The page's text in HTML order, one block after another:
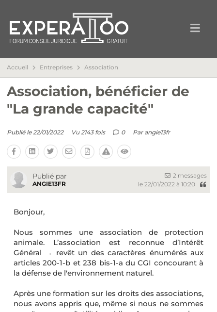
Accueil Entreprises Association
Association, bénéficier de
"La grande capacité"
Publié le 22/01/2022 Vu 2143 fois 0 Par angie13fr
Publié par
ANGIE13FR
2 messages
le 22/01/2022 à 10:20
Bonjour,
Nous sommes une association de protection
animale. L’association est reconnue d’Intérêt
Général → revêt un des caractères énumérés aux
articles 200-1-b et 238 bis-1-a du CGI concourant à
la défense de l'environnement naturel.
Après une formation sur les droits des associations,
nous avons appris que, même si nous ne sommes